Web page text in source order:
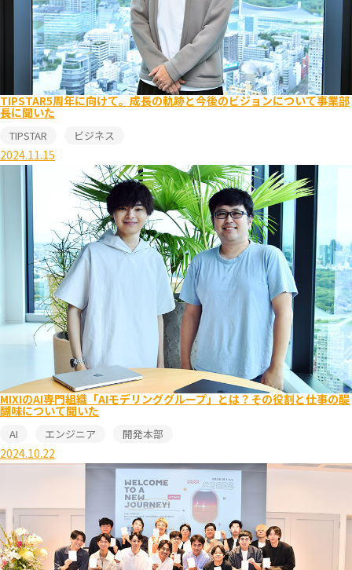
TIPSTAR5周年に向けて。成長の軌跡と今後のビジョンについて事業部
長に聞いた
TIPSTAR ビジネス
2024.11.15
MIXIのAI専門組織「AIモデリンググループ」とは？その役割と仕事の醍
醐味について聞いた
AI エンジニア 開発本部
2024.10.22